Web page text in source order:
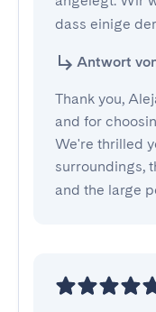
dass einige
Antwort
Thank you,
and for
We're thrilled
surroundings,
and the large